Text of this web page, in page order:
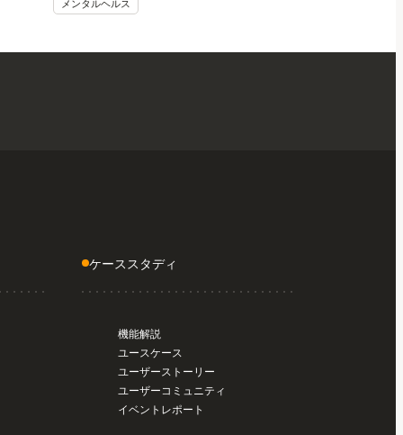
ケーススタディ
機能解説
ユースケース
ユーザーストーリー
ユーザーコミュニティ
イベントレポート